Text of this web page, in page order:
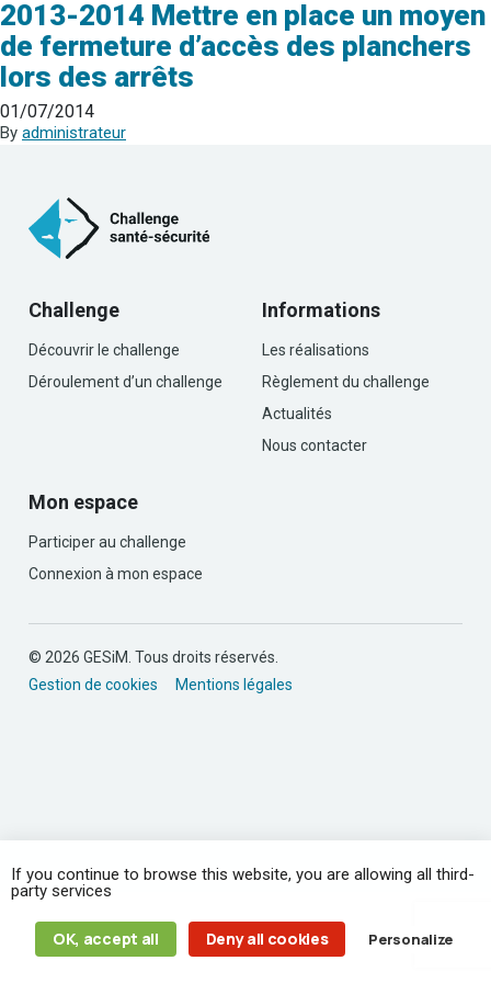
2013-2014 Mettre en place un moyen
de fermeture d’accès des planchers
lors des arrêts
01/07/2014
By administrateur
Challenge
Découvrir le challenge
Déroulement d’un challenge
Informations
Les réalisations
Règlement du challenge
Actualités
Nous contacter
Mon espace
Participer au challenge
Connexion à mon espace
© 2026 GESiM. Tous droits réservés.
Gestion de cookies
Mentions légales
If you continue to browse this website, you are allowing all third-
party services
OK, accept all Deny all cookies Personalize